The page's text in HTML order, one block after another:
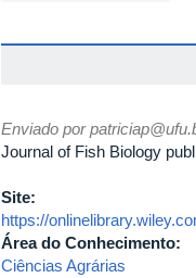
Enviado por
Journal of Fish Biology
Site:
https://
Área do Conhecimento:
Ciências Agrárias